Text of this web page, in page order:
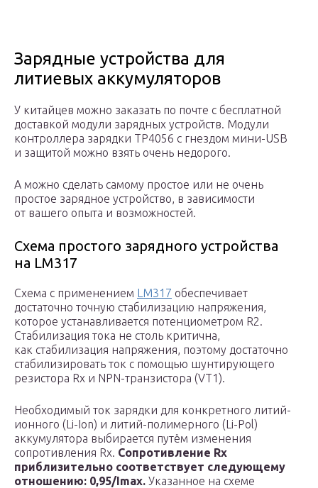
Зарядные устройства для
литиевых аккумуляторов
У китайцев можно заказать по почте с бесплатной
доставкой модули зарядных устройств. Модули
контроллера зарядки TP4056 с гнездом мини-USB
и защитой можно взять очень недорого.
А можно сделать самому простое или не очень
простое зарядное устройство, в зависимости
от вашего опыта и возможностей.
Схема простого зарядного устройства
на LM317
Схема с применением LM317 обеспечивает
достаточно точную стабилизацию напряжения,
которое устанавливается потенциометром R2.
Стабилизация тока не столь критична,
как стабилизация напряжения, поэтому достаточно
стабилизировать ток с помощью шунтирующего
резистора Rx и NPN-транзистора (VT1).
Необходимый ток зарядки для конкретного литий-
ионного (Li-Ion) и литий-полимерного (Li-Pol)
аккумулятора выбирается путём изменения
сопротивления Rx. Сопротивление Rx
приблизительно соответствует следующему
отношению: 0,95/Imax. Указанное на схеме